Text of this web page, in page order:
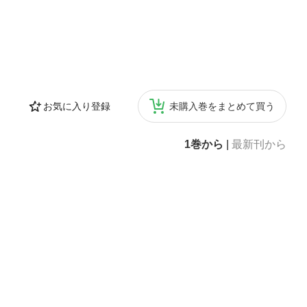
お気に入り登録 未購入巻をまとめて買う
1巻から 最新刊から